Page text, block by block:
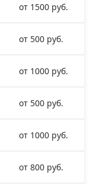
от 1500 руб.
от 500 руб.
от 1000 руб.
от 500 руб.
от 1000 руб.
от 800 руб.